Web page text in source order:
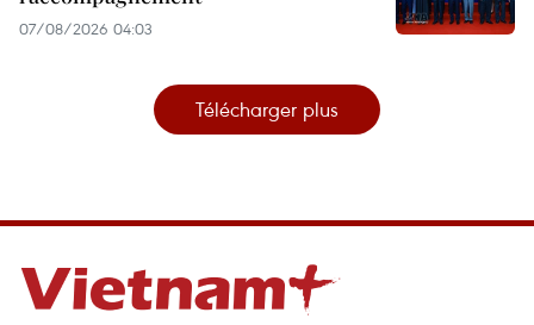
07/08/2026 04:03
Télécharger plus